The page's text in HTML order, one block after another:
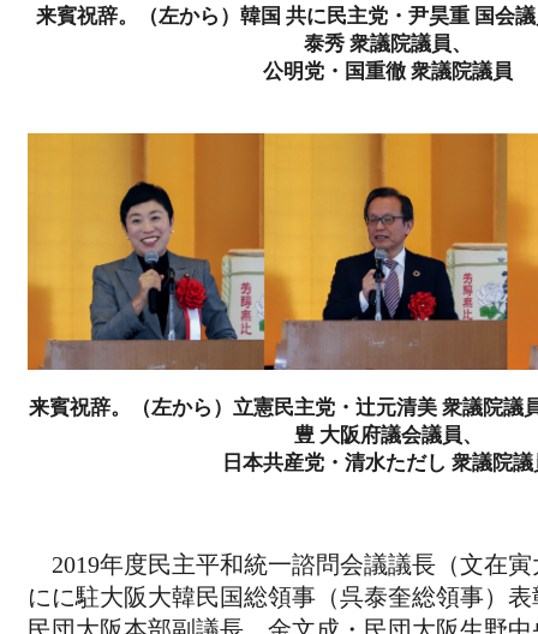
来賓祝辞。（左から）韓国 共に民主党・尹昊重 国会
泰秀 衆議院議員、
公明党・国重徹 衆議院議員
来賓祝辞。（左から）立憲民主党・辻元清美 衆議院議
豊 大阪府議会議員、
日本共産党・清水ただし 衆議院議
2019年度民主平和統一諮問会議議長（文在
にに駐大阪大韓民国総領事（呉泰奎総領事）